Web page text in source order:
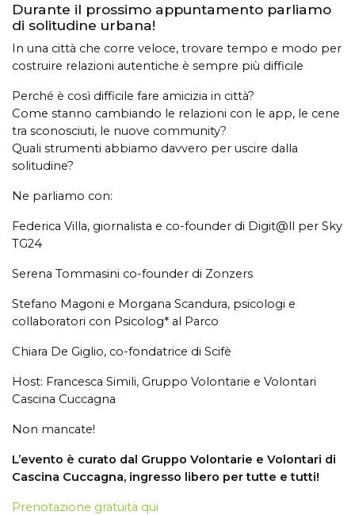
Durante il prossimo appuntamento parliamo
di solitudine urbana!
In una città che corre veloce, trovare tempo e modo per
costruire relazioni autentiche è sempre più difficile
Perché è così difficile fare amicizia in città?
Come stanno cambiando le relazioni con le app, le cene
tra sconosciuti, le nuove community?
Quali strumenti abbiamo davvero per uscire dalla
solitudine?
Ne parliamo con:
Federica Villa, giornalista e co-founder di Digit@ll per Sky
TG24
Serena Tommasini co-founder di Zonzers
Stefano Magoni e Morgana Scandura, psicologi e
collaboratori con Psicolog* al Parco
Chiara De Giglio, co-fondatrice di Scifè
Host: Francesca Simili, Gruppo Volontarie e Volontari
Cascina Cuccagna
Non mancate!
L’evento è curato dal Gruppo Volontarie e Volontari di
Cascina Cuccagna, ingresso libero per tutte e tutti!
Prenotazione gratuita qui